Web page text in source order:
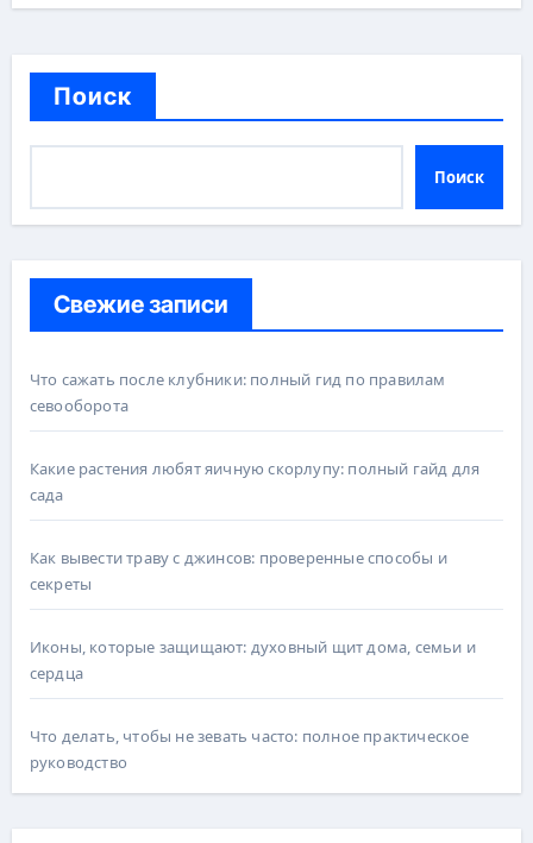
Поиск
Поиск
Свежие записи
Что сажать после клубники: полный гид по правилам
севооборота
Какие растения любят яичную скорлупу: полный гайд для
сада
Как вывести траву с джинсов: проверенные способы и
секреты
Иконы, которые защищают: духовный щит дома, семьи и
сердца
Что делать, чтобы не зевать часто: полное практическое
руководство